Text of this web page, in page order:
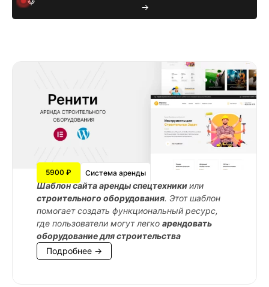
→
5900 ₽ Система аренды
Шаблон сайта аренды спецтехникиили
строительного оборудования. Этот шаблон
помогает создать функциональный ресурс,
где пользователи могут легко арендовать
оборудование для строительства
Подробнее →